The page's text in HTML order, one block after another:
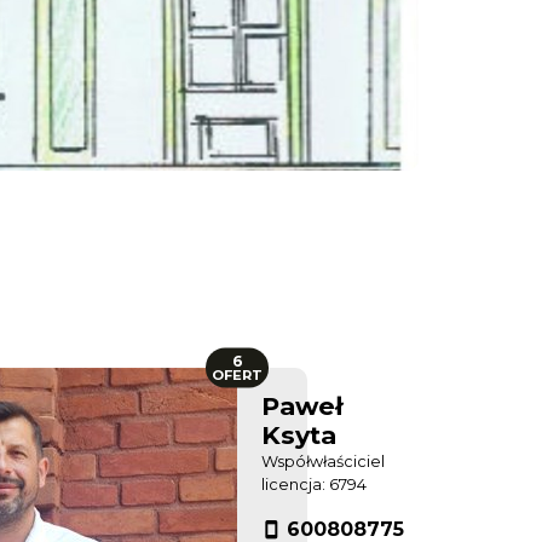
Paweł
Ksyta
Współwłaściciel
licencja: 6794
600808775
6
OFERT